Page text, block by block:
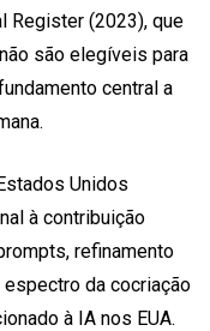
Register (2023), que
são elegíveis para
central a
Unidos
à contribuição
refinamento
da cocriação
à IA nos EUA.